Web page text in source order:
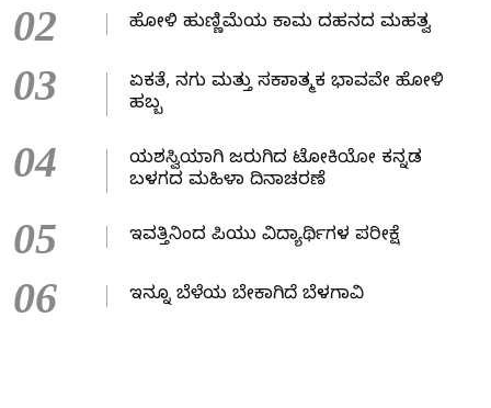
02 ಹೋಳಿ ಹುಣ್ಣಿಮೆಯ ಕಾಮ ದಹನದ ಮಹತ್ವ
03
ಏಕತೆ, ನಗು ಮತ್ತು ಸಕಾರಾತ್ಮಕ ಭಾವವೇ ಹೋಳಿ
ಹಬ್ಬ
04
ಯಶಸ್ವಿಯಾಗಿ ಜರುಗಿದ ಟೋಕಿಯೋ ಕನ್ನಡ
ಬಳಗದ ಮಹಿಳಾ ದಿನಾಚರಣೆ
05 ಇವತ್ತಿನಿಂದ ಪಿಯು ವಿದ್ಯಾರ್ಥಿಗಳ ಪರೀಕ್ಷೆ
06 ಇನ್ನೂ ಬೆಳೆಯ ಬೇಕಾಗಿದೆ ಬೆಳಗಾವಿ